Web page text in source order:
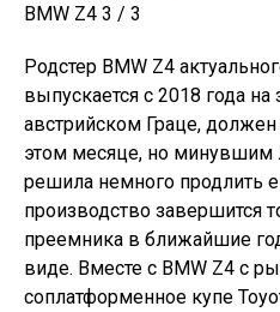
BMW Z4 3 / 3
Родстер BMW Z4
выпускается с 2018 года
австрийском Граце,
этом месяце, но минувшим
решила немного продлить
производство завершится
преемника в ближайшие
виде. Вместе с BMW Z4 с
соплатформенное купе